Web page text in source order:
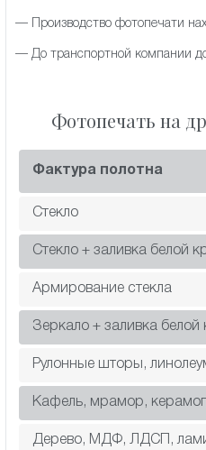
— Производство фотопечати
— До транспортной компании
Фотопечать на
Фактура полотна
Стекло
Стекло + заливка белой
Армирование стекла
Зеркало + заливка белой
Рулонные шторы,
Кафель, мрамор,
Дерево, МДФ, ЛДСП,